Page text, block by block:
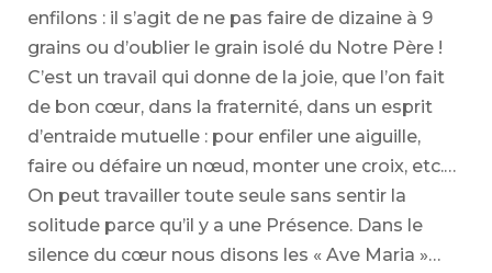
enfilons : il s’agit de ne pas faire de dizaine à 9
grains ou d’oublier le grain isolé du Notre Père !
C’est un travail qui donne de la joie, que l’on fait
de bon cœur, dans la fraternité, dans un esprit
d’entraide mutuelle : pour enfiler une aiguille,
faire ou défaire un nœud, monter une croix, etc.…
On peut travailler toute seule sans sentir la
solitude parce qu’il y a une Présence. Dans le
silence du cœur nous disons les « Ave Maria »…